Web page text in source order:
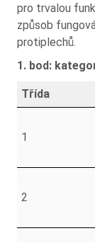
pro trvalou
způsob
protiplechů.
1. bod:
Třída
1
2